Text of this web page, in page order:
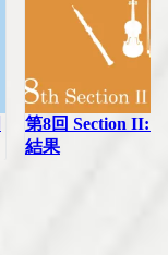
第8回 Section II:
結果